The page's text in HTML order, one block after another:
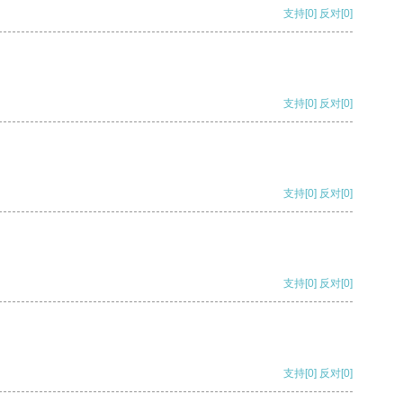
支持[0] 反对[0]
支持[0] 反对[0]
支持[0] 反对[0]
支持[0] 反对[0]
支持[0] 反对[0]